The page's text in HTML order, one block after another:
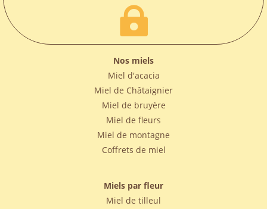

Nos miels
Miel d'acacia
Miel de Châtaignier
Miel de bruyère
Miel de fleurs
Miel de montagne
Coffrets de miel
Miels par fleur
Miel de tilleul